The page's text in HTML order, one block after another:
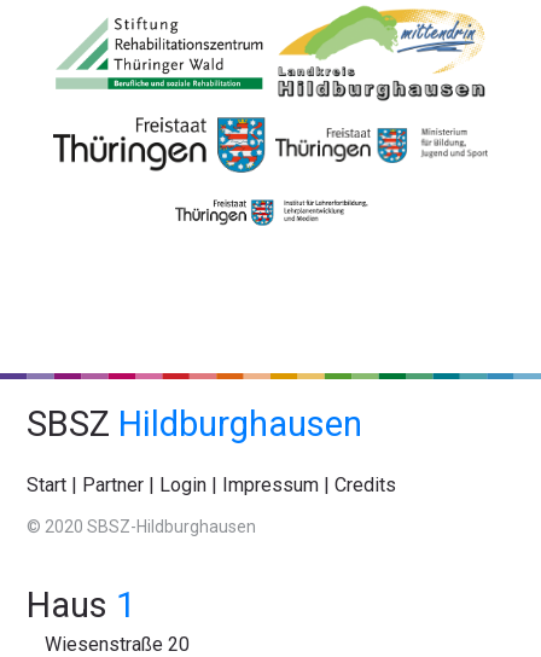
SBSZ Hildburghausen
Start | Partner | Login | Impressum |Credits
© 2020 SBSZ-Hildburghausen
Haus 1
Wiesenstraße 20